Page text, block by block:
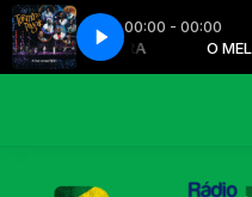
00:00 - 00:00
BRASILEIRA O
- LANCINHO